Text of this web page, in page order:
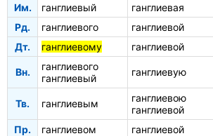
Им.
ганглиевый ганглиевая
Рд.
ганглиевого ганглиевой
Дт.
ганглиевому ганглиевой
Вн.
ганглиевого
ганглиевый
ганглиевую
Тв. ганглиевым
ганглиевою
ганглиевой
Пр. ганглиевом ганглиевой